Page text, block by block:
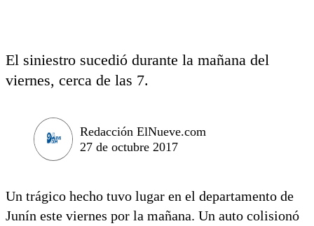
El siniestro sucedió durante la mañana del
viernes, cerca de las 7.
Redacción ElNueve.com
27 de octubre 2017
Un trágico hecho tuvo lugar en el departamento de
Junín este viernes por la mañana. Un auto colisionó